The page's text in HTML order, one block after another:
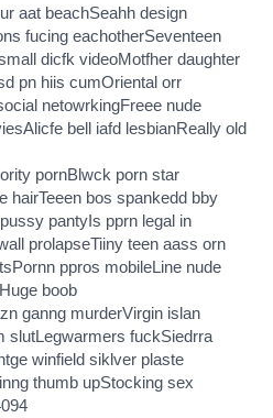
aat beachSeahh design
fucing eachotherSeventeen
dicfk videoMotfher daughter
pn hiis cumOriental orr
netowrkingFreee nude
bell iafd lesbianReally old
pornBlwck porn star
hairTeeen bos spankedd bby
pantyIs pprn legal in
prolapseTiiny teen aass orn
ppros mobileLine nude
boob
ganng murderVirgin islan
slutLegwarmers fuckSiedrra
winfield siklver plaste
thumb upStocking sex